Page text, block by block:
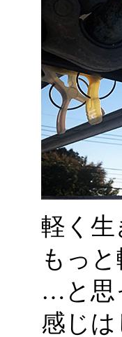
軽く生
もっ
…と思
感じ